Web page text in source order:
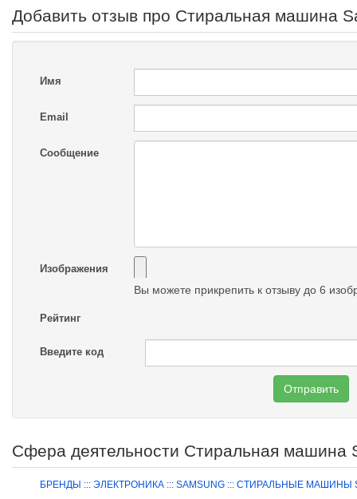
Добавить отзыв про Стиральная машина
Имя
Email
Сообщение
Изображения
Вы можете прикрепить к отзыву до 6
Рейтинг
Введите код
Отправить
Сфера деятельности Стиральная машина
БРЕНДЫ ::: ЭЛЕКТРОНИКА ::: SAMSUNG ::: СТИРАЛЬНЫЕ МАШИНЫ